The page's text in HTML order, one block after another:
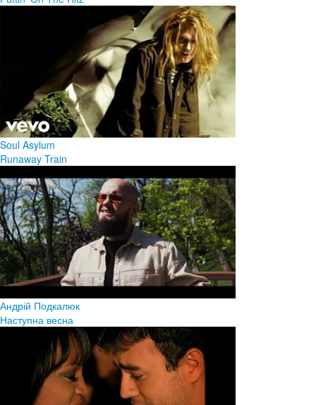
Soul Asylum
Runaway Train
Андрій Подкалюк
Наступна весна